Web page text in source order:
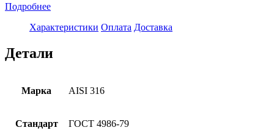
Подробнее
Характеристики Оплата Доставка
Детали
Марка AISI 316
Стандарт ГОСТ 4986-79